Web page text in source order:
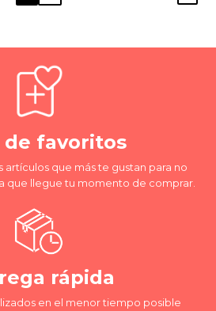
de favoritos
artículos que más te gustan para no
que llegue tu momento de comprar.
rápida
en el menor tiempo posible